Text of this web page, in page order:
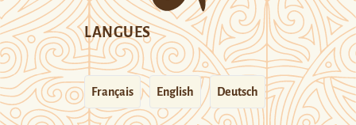
LANGUES
Français English Deutsch